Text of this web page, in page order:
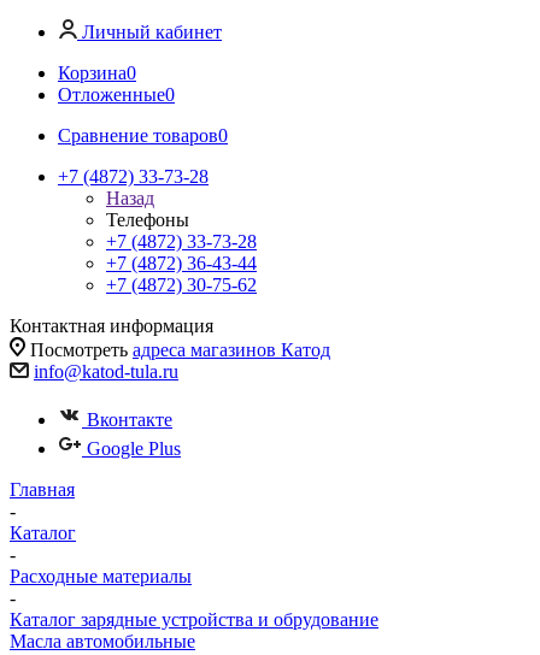
Личный кабинет
Корзина0
Отложенные0
Сравнение товаров0
+7 (4872) 33-73-28
Назад
Телефоны
+7 (4872) 33-73-28
+7 (4872) 36-43-44
+7 (4872) 30-75-62
Контактная информация
Посмотреть адреса магазинов Катод
info@katod-tula.ru
Вконтакте
Google Plus
Главная
-
Каталог
-
Расходные материалы
-
Каталог зарядные устройства и обрудование
Масла автомобильные